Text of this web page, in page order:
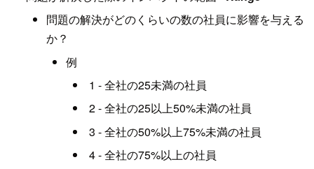
問題の解決がどのくらいの数の社員に影響を与える
か？
例
1 - 全社の25未満の社員
2 - 全社の25以上50%未満の社員
3 - 全社の50%以上75%未満の社員
4 - 全社の75%以上の社員